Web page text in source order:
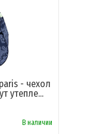
- чехол
утепле...
В наличии